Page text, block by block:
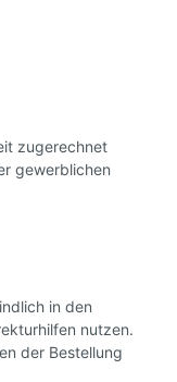
zugerechnet
gewerblichen
in den
nutzen.
der Bestellung